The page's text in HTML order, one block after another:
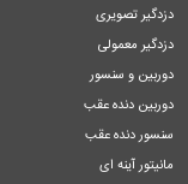
دزدگیر تصویری
دزدگیر معمولی
دوربین و سنسور
دوربین دنده عقب
سنسور دنده عقب
مانیتور آینه ای